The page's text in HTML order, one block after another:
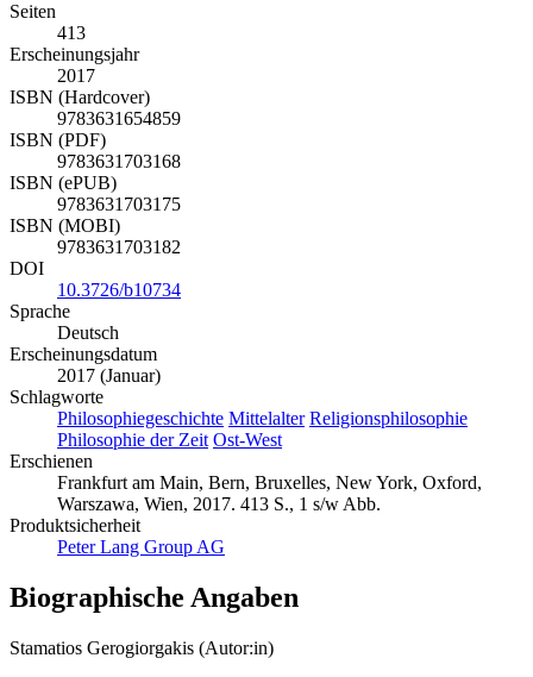
Seiten
413
Erscheinungsjahr
2017
ISBN (Hardcover)
9783631654859
ISBN (PDF)
9783631703168
ISBN (ePUB)
9783631703175
ISBN (MOBI)
9783631703182
DOI
10.3726/b10734
Sprache
Deutsch
Erscheinungsdatum
2017 (Januar)
Schlagworte
Philosophiegeschichte Mittelalter Religionsphilosophie
Philosophie der Zeit Ost-West
Erschienen
Frankfurt am Main, Bern, Bruxelles, New York, Oxford,
Warszawa, Wien, 2017. 413 S., 1 s/w Abb.
Produktsicherheit
Peter Lang Group AG
Biographische Angaben
Stamatios Gerogiorgakis (Autor:in)